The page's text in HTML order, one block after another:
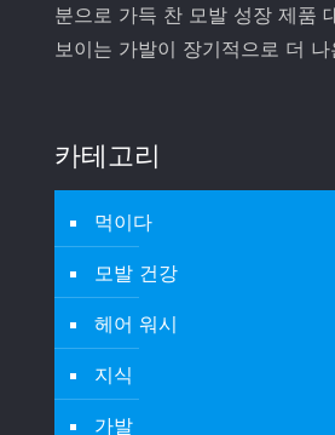
분으로 가득 찬 모발 성장 제품
보이는 가발이 장기적으로 더
카테고리
먹이다
모발 건강
헤어 워시
지식
가발